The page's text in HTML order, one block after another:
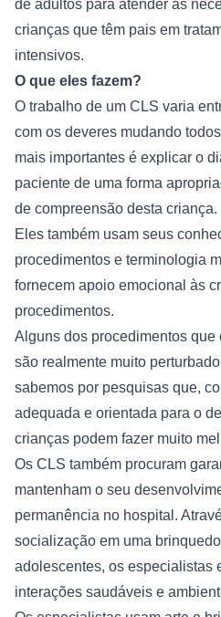
de adultos para atender às
crianças que têm pais em
intensivos.
O que eles fazem?
O trabalho de um CLS varia
com os deveres mudando
mais importantes é explicar o
paciente de uma forma
de compreensão desta criança.
Eles também usam seus
procedimentos e terminologia
fornecem apoio emocional às
procedimentos.
Alguns dos procedimentos que
são realmente muito
sabemos por pesquisas que,
adequada e orientada para o
crianças podem fazer muito
Os CLS também procuram
mantenham o seu
permanência no hospital.
socialização em uma
adolescentes, os especialistas
interações saudáveis ​​e